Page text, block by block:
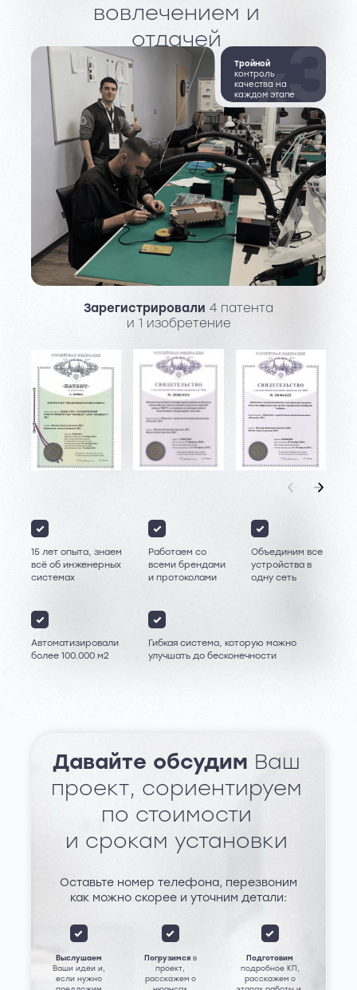
вовлечением и
отдачей
Гибкая система, которую можно
улучшать до бесконечности
Объединим все
устройства в
одну сеть
Работаем со
всеми брендами
и протоколами
Зарегистрировали 4 патента
и 1 изобретение
Автоматизировали
более 100.000 м2
15 лет опыта, знаем
всё об инженерных
системах
Тройной
контроль
качества на
каждом этапе
Давайте обсудим Ваш
проект, сориентируем
по стоимости
и срокам установки
Оставьте номер телефона, перезвоним
как можно скорее и уточним детали:
Выслушаем
Ваши идеи и,
если нужно
Погрузимсяв
проект,
расскажем о
Подготовим
подробное КП,
расскажем о